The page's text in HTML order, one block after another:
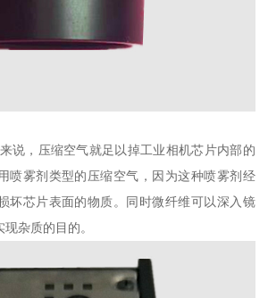
说，压缩空气就足以掉工业相机芯片内部的
喷雾剂类型的压缩空气，因为这种喷雾剂经
坏芯片表面的物质。同时微纤维可以深入镜
杂质的目的。